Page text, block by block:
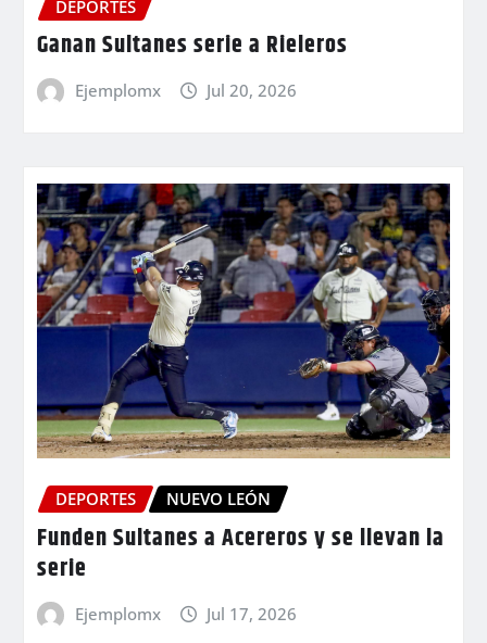
DEPORTES
Ganan Sultanes serie a Rieleros
Ejemplomx Jul 20, 2026
DEPORTES NUEVO LEÓN
Funden Sultanes a Acereros y se llevan la
serie
Ejemplomx Jul 17, 2026